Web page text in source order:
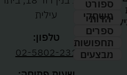
ספורט
משחקי
יהדות
ספרים
תחפושות
מבצעים
עילית
טלפון:
02-5802-231